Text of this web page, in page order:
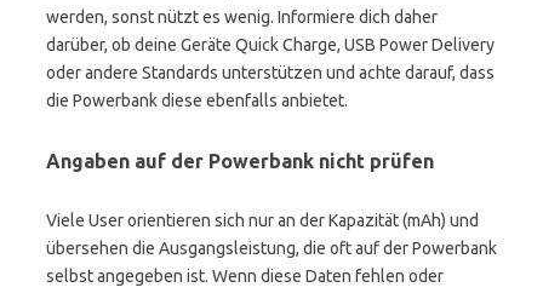
werden, sonst nützt es wenig. Informiere dich daher
darüber, ob deine Geräte Quick Charge, USB Power Delivery
oder andere Standards unterstützen und achte darauf, dass
die Powerbank diese ebenfalls anbietet.
Angaben auf der Powerbank nicht prüfen
Viele User orientieren sich nur an der Kapazität (mAh) und
übersehen die Ausgangsleistung, die oft auf der Powerbank
selbst angegeben ist. Wenn diese Daten fehlen oder